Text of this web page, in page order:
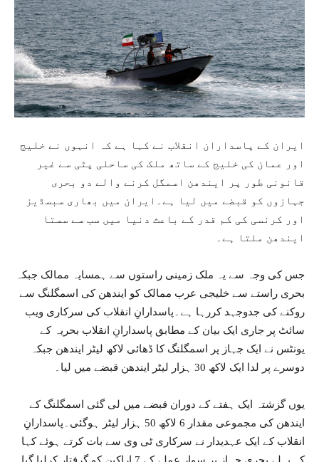
ایران کے پاسداران انقلاب نے کہا ہے کہ انہوں نے خلیج
اور عمان کی خلیج کے ساتھ ملک کی ساحلی پٹی سے غیر
قانونی طور پر ایندھن اسمگل کرنے والے دو بحری
جہازوں کو قبضے میں لیا ہے۔ایران میں بھاری سبسڈیز
اور کرنسی کی کم قدر کے باعث دنیا میں سب سے سستا
ایندھن ملتا ہے۔
جس کی وجہ سے یہ ملک زمینی راستوں سے ہمسایہ ممالک جبکہ
بحری راستے سے خلیجی عرب ممالک کو ایندھن کی اسمگلنگ سے
روکنے کی جدوجہد کررہا ہے۔پاسدارانِ انقلاب کی سرکاری ویب
سائٹ پر جاری ایک بیان کے مطابق پاسدارانِ انقلاب بحریہ کے
یونٹس نے ایک جہاز پر اسمگلنگ کا ڈھائی لاکھ لیٹر ایندھن جبکہ
دوسرے پر لدا ایک لاکھ 30 ہزار لیٹر ایندھن قبضے میں لیا۔
یوں گزشتہ ایک ہفتے کے دوران قبضے میں لی گئی اسمگلنگ کے
ایندھن کی مجموعی مقدار 6 لاکھ 50 ہزار لیٹر ہوگئی۔پاسدارانِ
انقلاب کے ایک عہدیدار نے سرکاری ٹی وی سے بات کرتے ہوئے کہا